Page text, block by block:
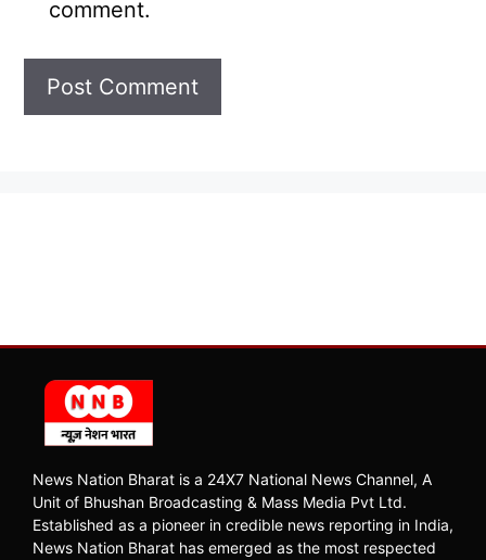
comment.
News Nation Bharat is a 24X7 National News Channel, A
Unit of Bhushan Broadcasting & Mass Media Pvt Ltd.
Established as a pioneer in credible news reporting in India,
News Nation Bharat has emerged as the most respected